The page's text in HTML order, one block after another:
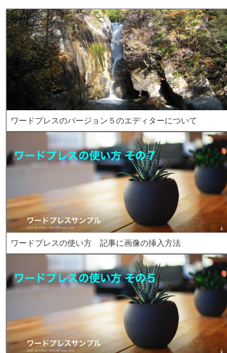
ワードプレスのバージョン５のエディターについて
ワードプレスの使い方 記事に画像の挿入方法